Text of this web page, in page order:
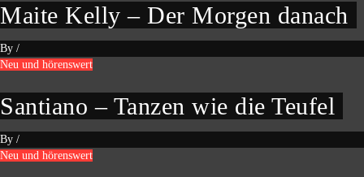
Maite Kelly – Der Morgen danach
By /
Neu und hörenswert
Santiano – Tanzen wie die Teufel
By /
Neu und hörenswert